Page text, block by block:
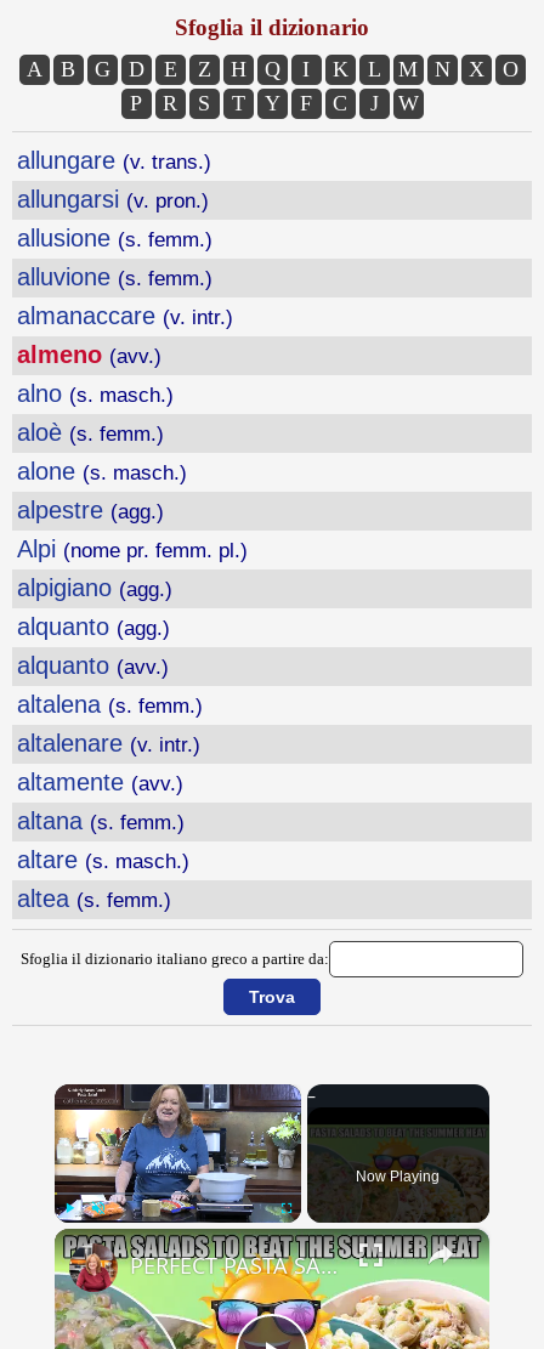
Sfoglia il dizionario
A B G D E Z H Q I K L M N X
O
P
R S T Y F C J W
allungare (v. trans.)
allungarsi (v. pron.)
allusione (s. femm.)
alluvione (s. femm.)
almanaccare (v. intr.)
almeno (avv.)
alno (s. masch.)
aloè (s. femm.)
alone (s. masch.)
alpestre (agg.)
Alpi (nome pr. femm. pl.)
alpigiano (agg.)
alquanto (agg.)
alquanto (avv.)
altalena (s. femm.)
altalenare (v. intr.)
altamente (avv.)
altana (s. femm.)
altare (s. masch.)
altea (s. femm.)
Sfoglia il dizionario italiano greco a partire da:
×
Play Unmute Fullscreen
Now Playing
×
PERFECT PASTA SALADS FOR YOUR SUMMER GET TOGETHERS